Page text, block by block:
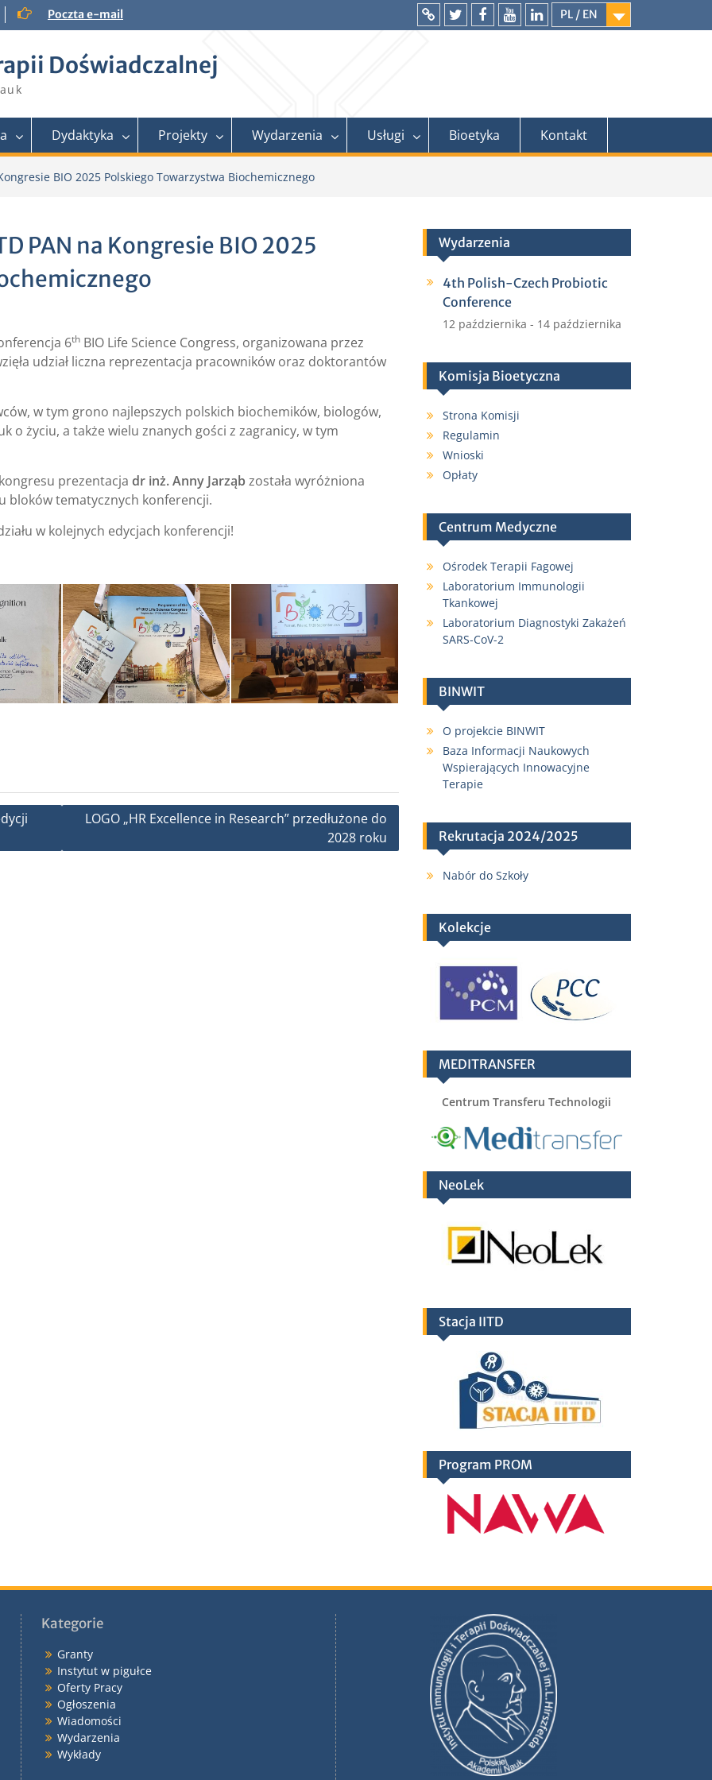
Poczta e-mail
PL / EN
IntranetTwitterFacebookYouTubeLinkedIn
Doświadczalnej
Dydaktyka Projekty Wydarzenia Usługi Bioetyka Kontakt
BIO 2025 Polskiego Towarzystwa Biochemicznego
PAN na Kongresie BIO 2025
6th BIO Life Science Congress, organizowana przez
udział liczna reprezentacja pracowników oraz doktorantów
w tym grono najlepszych polskich biochemików, biologów,
o życiu, a także wielu znanych gości z zagranicy, w tym
prezentacja dr inż. Anny Jarząb została wyróżniona
bloków tematycznych konferencji.
w kolejnych edycjach konferencji!
LOGO „HR Excellence in Research” przedłużone do
2028 roku
Wydarzenia
4th Polish-Czech Probiotic
Conference
12 października - 14 października
Komisja Bioetyczna
Strona Komisji
Regulamin
Wnioski
Opłaty
Centrum Medyczne
Ośrodek Terapii Fagowej
Laboratorium Immunologii
Tkankowej
Laboratorium Diagnostyki Zakażeń
SARS-CoV-2
BINWIT
O projekcie BINWIT
Baza Informacji Naukowych
Wspierających Innowacyjne
Terapie
Rekrutacja 2024/2025
Nabór do Szkoły
Kolekcje
MEDITRANSFER
Centrum Transferu Technologii
NeoLek
Stacja IITD
Program PROM
Kategorie
Granty
Instytut w pigułce
Oferty Pracy
Ogłoszenia
Wiadomości
Wydarzenia
Wykłady